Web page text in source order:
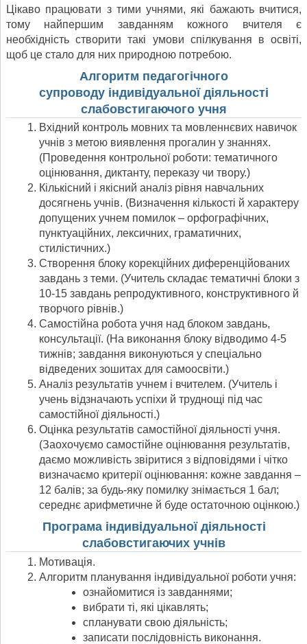
Цікаво працювати з тими учнями, які бажають вчитися,
тому найпершим завданням кожного вчителя є
необхідність створити такі умови спілкування в освіті,
щоб це стало для них природною потребою.
Алгоритм педагогічного
супроводу індивідуальної діяльності
слабовстигаючого учня
Вхідний контроль мовних та мовленнєвих навичок
учнів з метою виявлення прогалин у знаннях.
(Проведення контрольної роботи: тематичного
оцінювання, диктанту, переказу чи твору.)
Кількісний і якісний аналіз рівня навчальних
досягнень учнів. (Визначення кількості й характеру
допущених учнем помилок – орфографічних,
пунктуаційних, лексичних, граматичних,
стилістичних.)
Створення блоку корекційних диференційованих
завдань з теми. (Учитель складає тематичні блоки з
10-15 завдань репродуктивного, конструктивного й
творчого рівнів.)
Самостійна робота учня над блоком завдань,
консультації. (На виконання блоку відводимо 4-5
тижнів; завдання виконуються у спеціально
відведених зошитах для самоосвіти.)
Аналіз результатів учнем і вчителем. (Учитель і
учень відзначають успіхи й труднощі під час
самостійної діяльності.)
Оцінка результатів самостійної діяльності учня.
(Заохочуємо самостійне оцінювання результатів,
даємо можливість звіритися з відповідями і чітко
визначаємо критерії оцінювання: кожне завдання –
12 балів; за будь-яку помилку знімається 1 бал;
середнє арифметичне й буде остаточною оцінкою.)
Програма індивідуальної діяльності
слабовстигаючих учнів
Мотивація.
Алгоритм планування індивідуальної роботи учня:
ознайомитися із завданнями;
вибрати ті, які цікавлять;
спланувати свою діяльність;
записати послідовність виконання.